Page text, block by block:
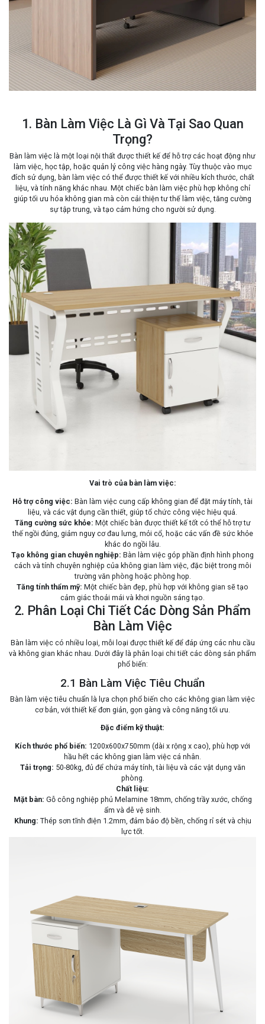
1. Bàn Làm Việc Là Gì Và Tại Sao Quan
Trọng?
Bàn làm việc là một loại nội thất được thiết kế để hỗ trợ các hoạt động như
làm việc, học tập, hoặc quản lý công việc hàng ngày. Tùy thuộc vào mục
đích sử dụng, bàn làm việc có thể được thiết kế với nhiều kích thước, chất
liệu, và tính năng khác nhau. Một chiếc bàn làm việc phù hợp không chỉ
giúp tối ưu hóa không gian mà còn cải thiện tư thế làm việc, tăng cường
sự tập trung, và tạo cảm hứng cho người sử dụng.
Vai trò của bàn làm việc:
Hỗ trợ công việc: Bàn làm việc cung cấp không gian để đặt máy tính, tài
liệu, và các vật dụng cần thiết, giúp tổ chức công việc hiệu quả.
Tăng cường sức khỏe: Một chiếc bàn được thiết kế tốt có thể hỗ trợ tư
thế ngồi đúng, giảm nguy cơ đau lưng, mỏi cổ, hoặc các vấn đề sức khỏe
khác do ngồi lâu.
Tạo không gian chuyên nghiệp: Bàn làm việc góp phần định hình phong
cách và tính chuyên nghiệp của không gian làm việc, đặc biệt trong môi
trường văn phòng hoặc phòng họp.
Tăng tính thẩm mỹ: Một chiếc bàn đẹp, phù hợp với không gian sẽ tạo
cảm giác thoải mái và khơi nguồn sáng tạo.
2. Phân Loại Chi Tiết Các Dòng Sản Phẩm
Bàn Làm Việc
Bàn làm việc có nhiều loại, mỗi loại được thiết kế để đáp ứng các nhu cầu
và không gian khác nhau. Dưới đây là phân loại chi tiết các dòng sản phẩm
phổ biến:
2.1 Bàn Làm Việc Tiêu Chuẩn
Bàn làm việc tiêu chuẩn là lựa chọn phổ biến cho các không gian làm việc
cơ bản, với thiết kế đơn giản, gọn gàng và công năng tối ưu.
Đặc điểm kỹ thuật:
Kích thước phổ biến: 1200x600x750mm (dài x rộng x cao), phù hợp với
hầu hết các không gian làm việc cá nhân.
Tải trọng: 50-80kg, đủ để chứa máy tính, tài liệu và các vật dụng văn
phòng.
Chất liệu:
Mặt bàn: Gỗ công nghiệp phủ Melamine 18mm, chống trầy xước, chống
ẩm và dễ vệ sinh.
Khung: Thép sơn tĩnh điện 1.2mm, đảm bảo độ bền, chống rỉ sét và chịu
lực tốt.